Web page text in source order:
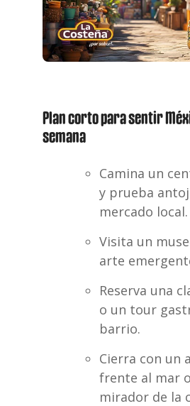
Plan corto para sentir
semana
Camina un
y prueba
mercado local.
Visita un
arte
Reserva una
o un tour
barrio.
Cierra con un
frente al mar
mirador de la